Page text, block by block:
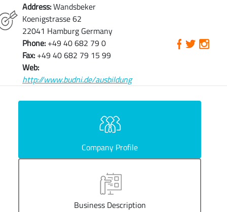
Address:Wandsbeker
Koenigstrasse 62
22041 Hamburg Germany
Phone: +49 40 682 79 0
Fax: +49 40 682 79 15 99
Web:
http://www.budni.de/ausbildung
Company Profile
Business Description